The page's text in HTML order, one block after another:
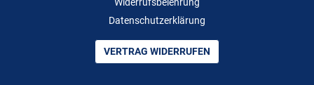
Datenschutzerklärung
VERTRAG WIDERRUFEN